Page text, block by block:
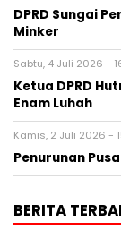
DPRD Sungai
Minker
Sabtu, 4 Juli 2026 -
Ketua DPRD
Enam Luhah
Kamis, 2 Juli 2026 -
Penurunan
BERITA